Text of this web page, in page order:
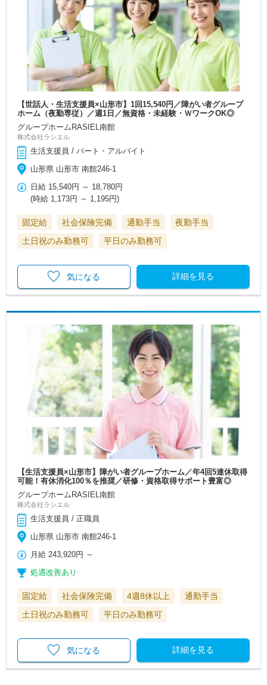
【世話人・生活支援員×山形市】1回15,540円／障がい者グループ
ホーム（夜勤専従）／週1日／無資格・未経験・ＷワークOK◎
グループホームRASIEL南館
株式会社ラシエル
生活支援員 / パート・アルバイト
山形県 山形市 南館246-1
日給 15,540円 ～ 18,780円
(時給 1,173円 ～ 1,195円)
固定給 社会保険完備 通勤手当
夜勤手当
土日祝のみ勤務可
平日のみ勤務可
詳細を見る
気になる
【生活支援員×山形市】障がい者グループホーム／年4回5連休取得
可能！有休消化100％を推奨／研修・資格取得サポート豊富◎
グループホームRASIEL南館
株式会社ラシエル
生活支援員 / 正職員
山形県 山形市 南館246-1
月給 243,920円 ～
処遇改善あり
固定給 社会保険完備 4週8休以上
通勤手当
土日祝のみ勤務可
平日のみ勤務可
詳細を見る
気になる